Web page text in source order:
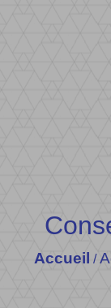
Accueil /